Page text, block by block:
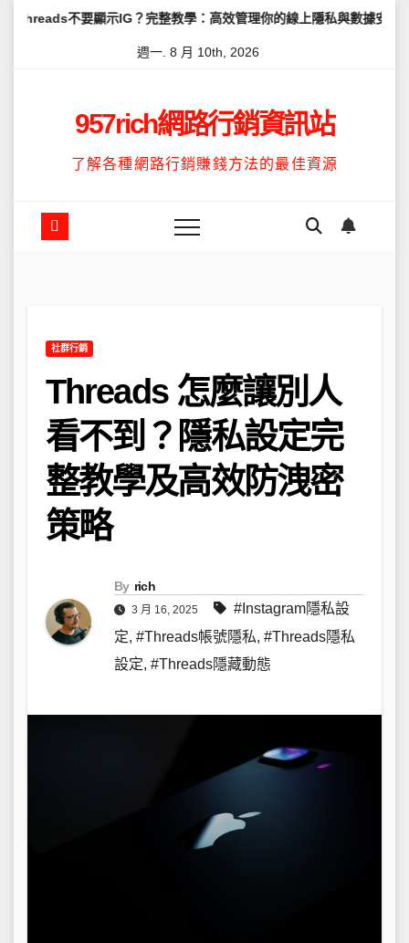
Skip示IG？完整教學：高效管理你的線上隱私與數據安全 怎麼讓
週一. 8 月 10th, 2026
957rich網路行銷資訊站
了解各種網路行銷賺錢方法的最佳資源
社群行銷
Threads 怎麼讓別人
看不到？隱私設定完
整教學及高效防洩密
策略
By rich
3 月 16, 2025
#Instagram隱私設
定, #Threads帳號隱私, #Threads隱私
設定, #Threads隱藏動態